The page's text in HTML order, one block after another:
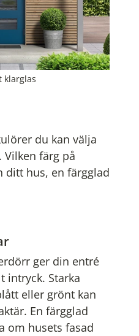
klarglas
du kan välja
färg på
ditt hus, en färgglad
ger din entré
intryck. Starka
eller grönt kan
En färgglad
om husets fasad